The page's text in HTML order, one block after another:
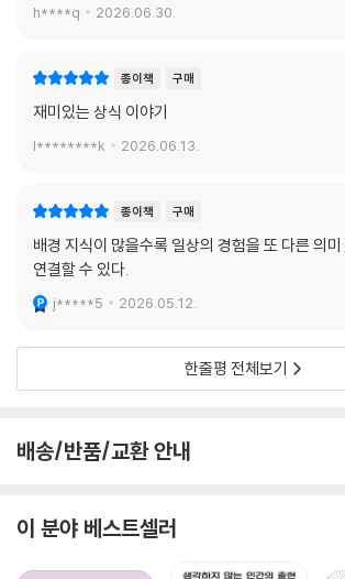
뉴턴이 말한 ‘거인들의 어깨’에서 거인은 누구일까?
스타벅스 로고의 머리 푼 여인은 누구일까?
무엇을 마시면 불로불사할까?
18만 년을 살았다는 삼천갑자 동방삭은 누구일까?
건달은 원래 뭐 하던 인물일까?
상사병도 병일까?
한민족 최초의 로봇은 무엇이었을까?
단군신화에 나오는 호랑이는 그 후 어디로 갔을까?
지혜에 대한 동서양의 관점이 어떻게 다를까?
사람이 살고 싶어 하는 이상향은 어떤 곳일까?
h****q 2026.06.30.
종이책 구매
재미있는 상식 이야기
l********k 2026.06.13.
종이책 구매
배경 지식이 많을수록 일상의 경험을 또 다른 의
연결할 수 있다.
j*****5 2026.05.12.
한줄평 전체보기
배송/반품/교환 안내
이 분야 베스트셀러